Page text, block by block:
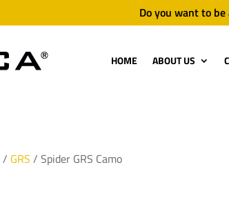
Do you want to
HOME ABOUT US
/ GRS / Spider GRS Camo